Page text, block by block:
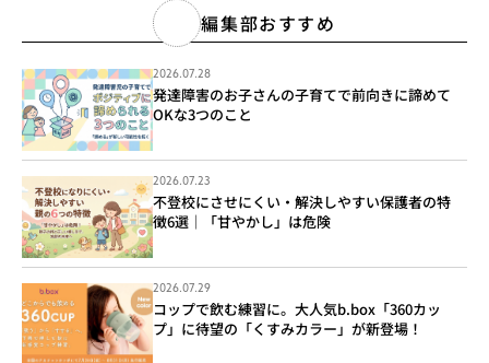
編集部おすすめ
2026.07.28
発達障害のお子さんの子育てで前向きに諦めて
OKな3つのこと
2026.07.23
不登校にさせにくい・解決しやすい保護者の特
徴6選｜「甘やかし」は危険
2026.07.29
コップで飲む練習に。大人気b.box「360カッ
プ」に待望の「くすみカラー」が新登場！